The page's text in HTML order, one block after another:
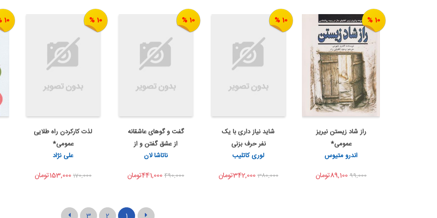
10 %
به من اطلاع بده
اشتراک گذاری
راز شاد زیستن نیریز
عمومی*
اندرو متیوس
99,00089,100تومان
10 %
به من اطلاع بده
اشتراک گذاری
شاید نیاز داری با یک
نفر حرف بزنی
شمشاد...
لوری کاتلیب
380,000342,000تومان
10 %
به من اطلاع بده
اشتراک گذاری
گفت و گوهای عاشقانه
از عشق گفتن و از
عشق...
ناتاشا لان
490,000441,000تومان
10 %
به من اطلاع بده
اشتراک گذاری
لذت کارکردن راه طلایی
عمومی*
علی نژاد
170,000153,000تومان
10 %